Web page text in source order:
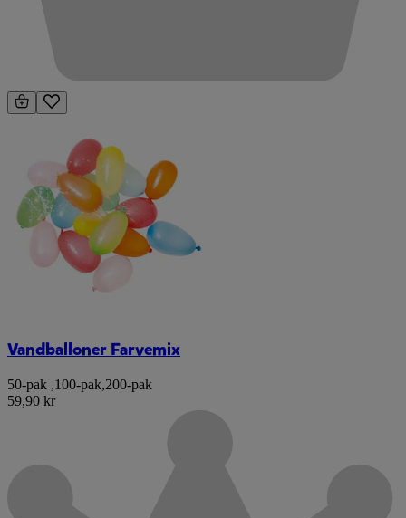
Vandballoner Farvemix
50-pak ,100-pak,200-pak
59,90 kr